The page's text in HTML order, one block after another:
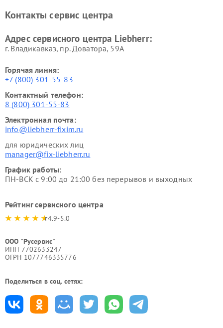
Контакты сервис центра
Адрес сервисного центра Liebherr:
г. Владикавказ, пр. Доватора, 59А
Горячая линия:
+7 (800) 301-55-83
Контактный телефон:
8 (800) 301-55-83
Электронная почта:
info@liebherr-fixim.ru
для юридических лиц
manager@fix-liebherr.ru
График работы:
ПН-ВСК с 9:00 до 21:00 без перерывов и выходных
Рейтинг сервисного центра
4.9-5.0
ООО "Русервис"
ИНН 7702633247
ОГРН 1077746335776
Поделиться в соц. сетях: